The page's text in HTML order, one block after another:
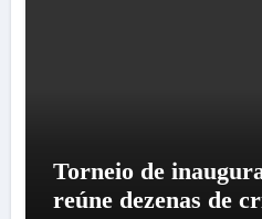
Torneio de
reúne dezenas de